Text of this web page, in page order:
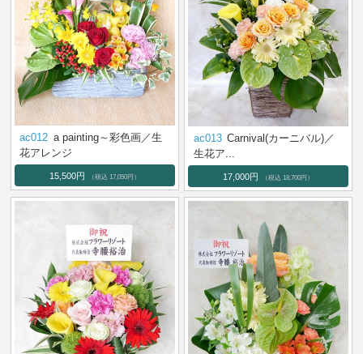
ac012 a painting～彩色画／生
花アレンジ
15,500円 （税込 17,050円）
ac013 Carnival(カーニバル)／
生花ア...
17,000円 （税込 18,700円）